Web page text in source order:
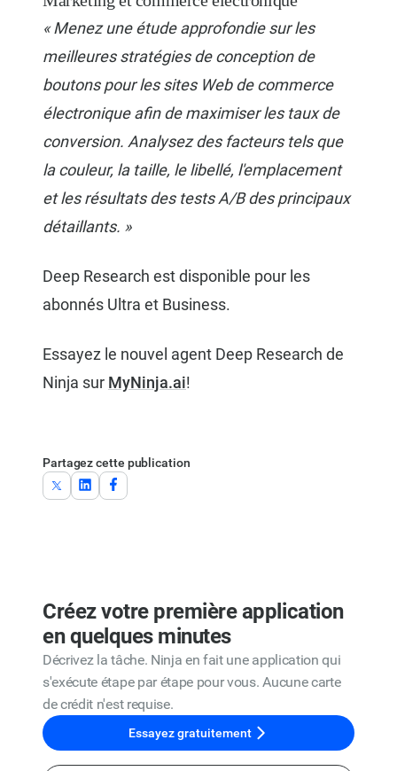
« Menez une étude approfondie sur les
meilleures stratégies de conception de
boutons pour les sites Web de commerce
électronique afin de maximiser les taux de
conversion. Analysez des facteurs tels que
la couleur, la taille, le libellé, l'emplacement
et les résultats des tests A/B des principaux
détaillants. »
Deep Research est disponible pour les
abonnés Ultra et Business.
Essayez le nouvel agent Deep Research de
Ninja sur MyNinja.ai!
Partagez cette publication
Créez votre première application
en quelques minutes
Décrivez la tâche. Ninja en fait une application qui
s'exécute étape par étape pour vous. Aucune carte
de crédit n'est requise.
Essayez gratuitement